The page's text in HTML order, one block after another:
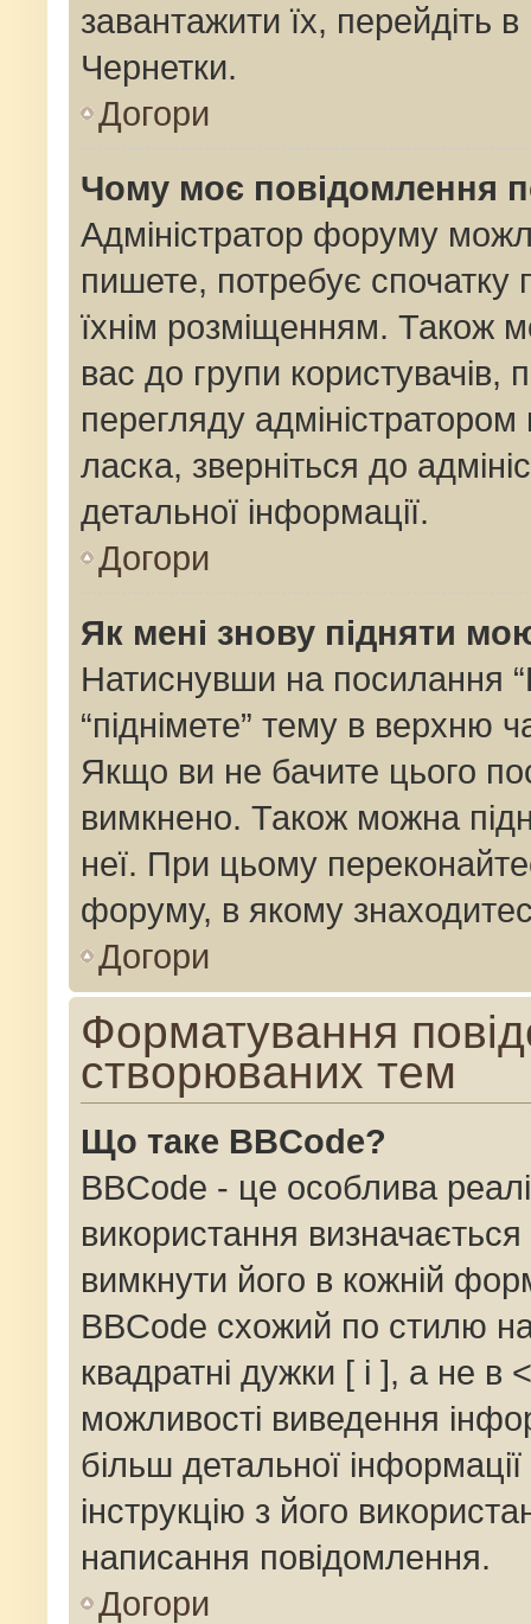
завантажити їх, перейдіть
Чернетки.
Догори
Чому моє повідомлення
Адміністратор форуму
пишете, потребує спочатку
їхнім розміщенням. Також
вас до групи
перегляду
ласка, зверніться до
детальної інформації.
Догори
Як мені знову підняти
Натиснувши на посилання
“піднімете” тему в верхню
Якщо ви не бачите цього
вимкнено. Також можна
неї. При цьому
форуму, в якому
Догори
Форматування
створюваних тем
Що таке BBCode?
BBCode - це особлива
використання
вимкнути його в кожній
BBCode схожий по стилю
квадратні дужки [ і ], а не в
можливості виведення
більш детальної
інструкцію з його
написання повідомлення.
Догори